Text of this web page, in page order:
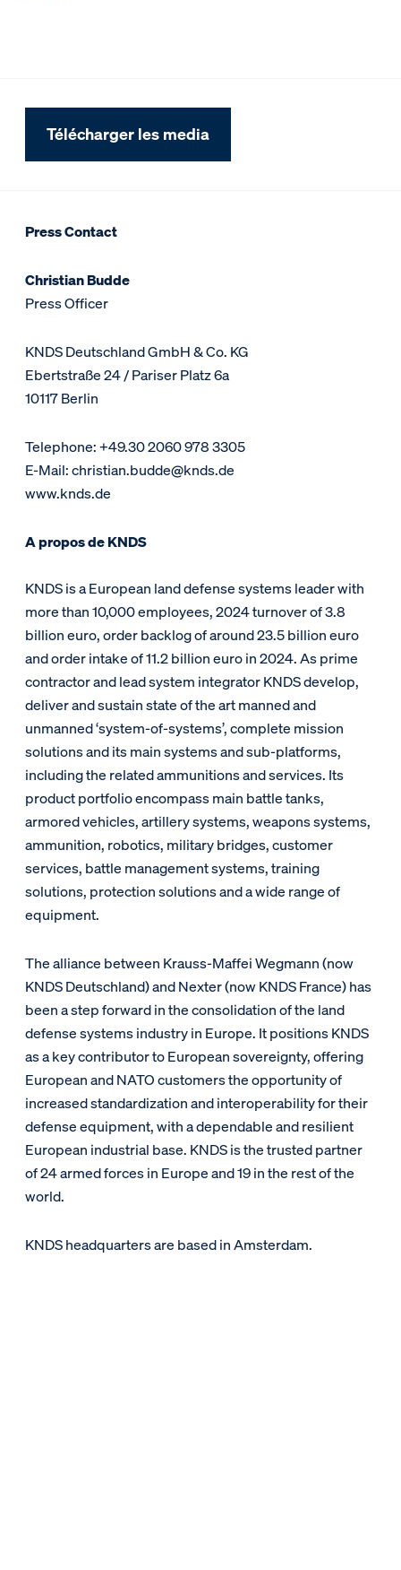
Télécharger les media
Press Contact
Christian Budde
Press Officer
KNDS Deutschland GmbH & Co. KG
Ebertstraße 24 / Pariser Platz 6a
10117 Berlin
Telephone: +49.30 2060 978 3305
E-Mail: christian.budde@knds.de
www.knds.de
A propos de KNDS
KNDS is a European land defense systems leader with
more than 10,000 employees, 2024 turnover of 3.8
billion euro, order backlog of around 23.5 billion euro
and order intake of 11.2 billion euro in 2024. As prime
contractor and lead system integrator KNDS develop,
deliver and sustain state of the art manned and
unmanned ‘system-of-systems’, complete mission
solutions and its main systems and sub-platforms,
including the related ammunitions and services. Its
product portfolio encompass main battle tanks,
armored vehicles, artillery systems, weapons systems,
ammunition, robotics, military bridges, customer
services, battle management systems, training
solutions, protection solutions and a wide range of
equipment.
The alliance between Krauss-Maffei Wegmann (now
KNDS Deutschland) and Nexter (now KNDS France) has
been a step forward in the consolidation of the land
defense systems industry in Europe. It positions KNDS
as a key contributor to European sovereignty, offering
European and NATO customers the opportunity of
increased standardization and interoperability for their
defense equipment, with a dependable and resilient
European industrial base. KNDS is the trusted partner
of 24 armed forces in Europe and 19 in the rest of the
world.
KNDS headquarters are based in Amsterdam.